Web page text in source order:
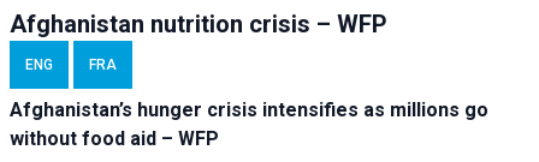
Afghanistan nutrition crisis – WFP
ENG FRA
Afghanistan’s hunger crisis intensifies as millions go
without food aid – WFP